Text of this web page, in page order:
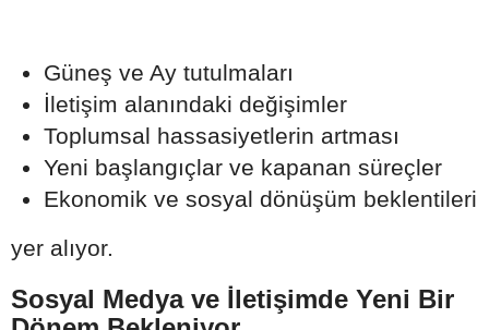
Güneş ve Ay tutulmaları
İletişim alanındaki değişimler
Toplumsal hassasiyetlerin artması
Yeni başlangıçlar ve kapanan süreçler
Ekonomik ve sosyal dönüşüm beklentileri
yer alıyor.
Sosyal Medya ve İletişimde Yeni Bir